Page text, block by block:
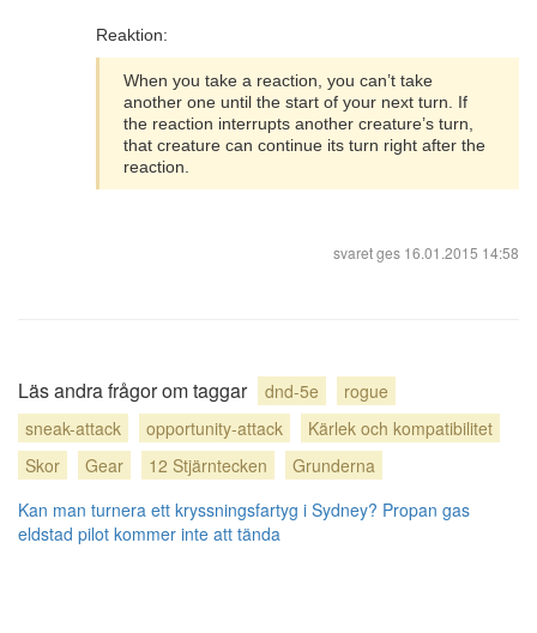
Reaktion:
When you take a reaction, you can’t take
another one until the start of your next turn. If
the reaction interrupts another creature’s turn,
that creature can continue its turn right after the
reaction.
svaret ges 16.01.2015 14:58
Läs andra frågor om taggar dnd-5e
rogue
sneak-attack
opportunity-attack
Kärlek och kompatibilitet
Skor
Gear 12 Stjärntecken
Grunderna
Kan man turnera ett kryssningsfartyg i Sydney? Propan gas
eldstad pilot kommer inte att tända